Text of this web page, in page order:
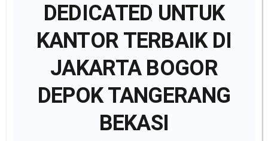
DEDICATED UNTUK
KANTOR TERBAIK DI
JAKARTA BOGOR
DEPOK TANGERANG
BEKASI